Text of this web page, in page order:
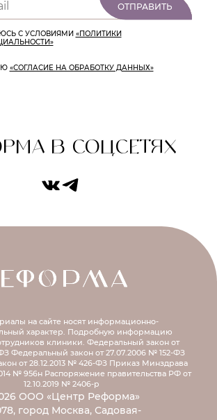
ОТПРАВИТЬ
С УСЛОВИЯМИ «ПОЛИТИКИ
«СОГЛАСИЕ НА ОБРАБОТКУ ДАННЫХ»
В СОЦСЕТЯХ
на сайте носят информационно-
характер. Подробную информацию
клиники. Федеральный закон от
Федеральный закон от 27.07.2006 № 152-ФЗ
от 28.12.2013 № 426-ФЗ Приказ Минздрава
№ 956н Распоряжение правительства РФ от
12.10.2019 № 2406-р
ООО «Центр Реформа»
город Москва, Садовая-